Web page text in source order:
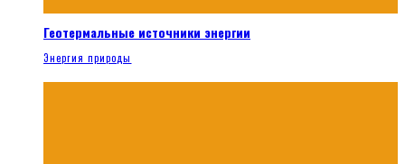
Геотермальные источники энергии
Энергия природы